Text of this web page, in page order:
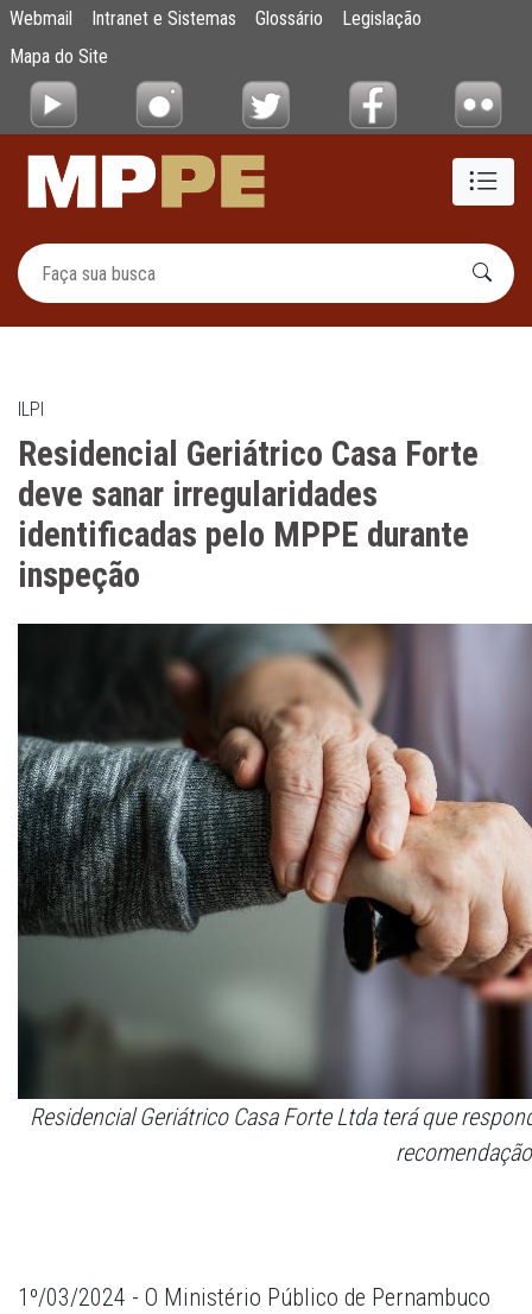
Pular para o Conteúdo principal
Residencial Geriátrico Casa Forte deve
Webmail Intranet e Sistemas Glossário
Legislação
Mapa do Site
ILPI
Residencial Geriátrico Casa Forte
deve sanar irregularidades
identificadas pelo MPPE durante
inspeção
Residencial Geriátrico Casa Forte Ltda terá que
recomendação
1º/03/2024 - O Ministério Público de Pernambuco